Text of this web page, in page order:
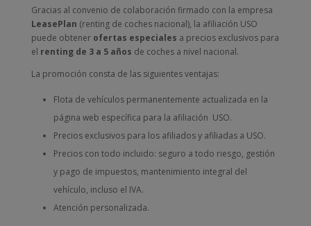
Gracias al convenio de colaboración firmado con la empresa
LeasePlan (renting de coches nacional), la afiliación USO
puede obtener ofertas especiales a precios exclusivos para
el renting de 3 a 5 años de coches a nivel nacional.
La promoción consta de las siguientes ventajas:
Flota de vehículos permanentemente actualizada en la
página web específica para la afiliación USO.
Precios exclusivos para los afiliados y afiliadas a USO.
Precios con todo incluido: seguro a todo riesgo, gestión
y pago de impuestos, mantenimiento integral del
vehículo, incluso el IVA.
Atención personalizada.